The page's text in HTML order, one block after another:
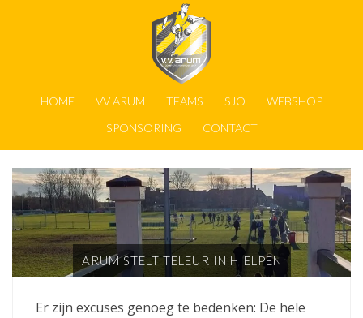
HOME VV ARUM TEAMS SJO
WEBSHOP
SPONSORING
CONTACT
ARUM STELT TELEUR IN HIELPEN
Er zijn excuses genoeg te bedenken: De hele